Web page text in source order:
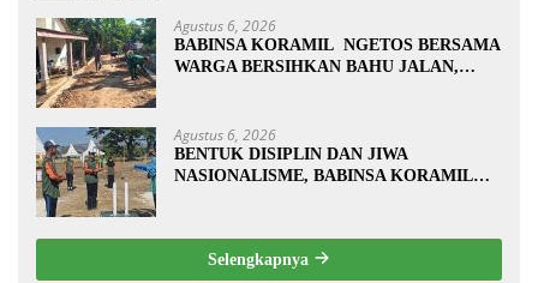
Agustus 6, 2026
BABINSA KORAMIL NGETOS BERSAMA
WARGA BERSIHKAN BAHU JALAN,
Agustus 6, 2026
BENTUK DISIPLIN DAN JIWA
NASIONALISME, BABINSA KORAMIL
Selengkapnya